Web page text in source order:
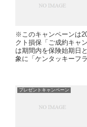
※このキャンペーンは
クト損保「ご成約キャ
は期間内を保険始期日
象に「ケンタッキーフ
プレゼントキャンペーン